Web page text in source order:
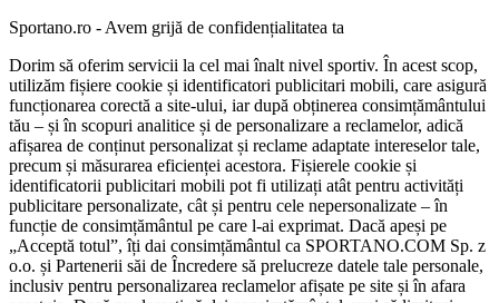
Sportano.ro - Avem grijă de confidențialitatea ta
Dorim să oferim servicii la cel mai înalt nivel sportiv. În acest scop,
utilizăm fișiere cookie și identificatori publicitari mobili, care asigură
funcționarea corectă a site-ului, iar după obținerea consimțământului
tău – și în scopuri analitice și de personalizare a reclamelor, adică
afișarea de conținut personalizat și reclame adaptate intereselor tale,
precum și măsurarea eficienței acestora. Fișierele cookie și
identificatorii publicitari mobili pot fi utilizați atât pentru activități
publicitare personalizate, cât și pentru cele nepersonalizate – în
funcție de consimțământul pe care l-ai exprimat. Dacă apeși pe
„Acceptă totul”, îți dai consimțământul ca SPORTANO.COM Sp. z
o.o. și Partenerii săi de Încredere să prelucreze datele tale personale,
inclusiv pentru personalizarea reclamelor afișate pe site și în afara